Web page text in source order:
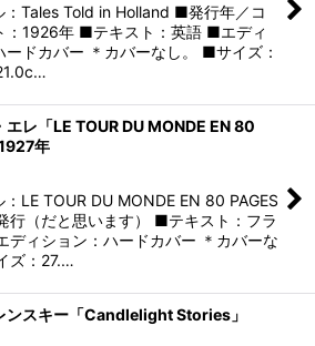
Tales Told in Holland ■発行年／コ
：1926年 ■テキスト：英語 ■エディ
ードカバー ＊カバーなし。 ■サイズ：
エレ「LE TOUR DU MONDE EN 80
年
LE TOUR DU MONDE EN 80 PAGES
行（だと思います） ■テキスト：フラ
ディション：ハードカバー ＊カバーな
ズ：27.…
ンスキー「Candlelight Stories」